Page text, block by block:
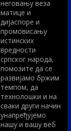
неговању веза
матице и
дијаспоре и
промовисању
истинских
вредности
српског народа,
помозите да се
развијамо бржим
темпом, да
технолошки и на
сваки други начин
унапређујемо
нашу и вашу веб